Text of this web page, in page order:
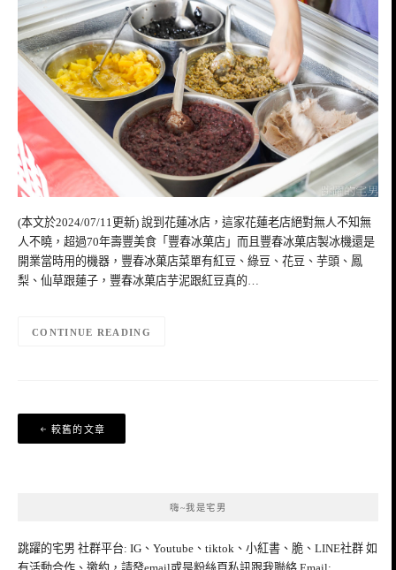
(本文於2024/07/11更新) 說到花蓮冰店，這家花蓮老店絕對無人不知無
人不曉，超過70年壽豐美食「豐春冰菓店」而且豐春冰菓店製冰機還是
開業當時用的機器，豐春冰菓店菜單有紅豆、綠豆、花豆、芋頭、鳳
梨、仙草跟蓮子，豐春冰菓店芋泥跟紅豆真的…
CONTINUE READING
文
章
較舊的文章
嗨~我是宅男
跳躍的宅男 社群平台: IG、Youtube、tiktok、小紅書、脆、LINE社群 如